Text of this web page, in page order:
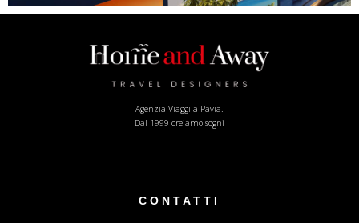
Agenzia Viaggi a Pavia.
Dal 1999 creiamo sogni
CONTATTI